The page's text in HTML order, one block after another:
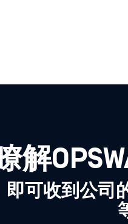
解
即可收到公司